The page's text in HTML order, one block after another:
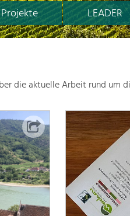
Projekte LEADER
die aktuelle Arbeit rund